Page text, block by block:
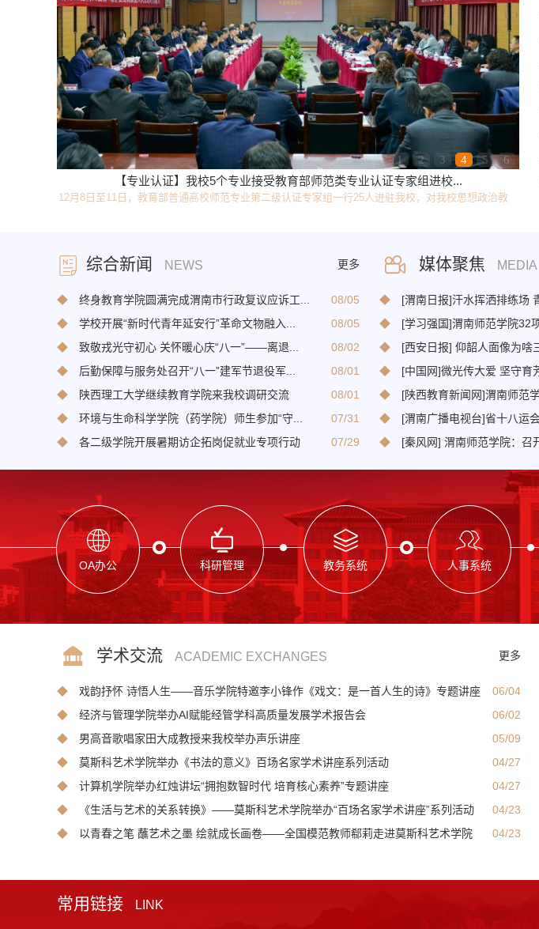
1 2 3 4 5 6
【专业认证】我校5个专业接受教育部师范类专业认证专家组进校...
12月8日至11日，教育部普通高校师范专业第二级认证专家组一行25人进驻我校，对我校思想政治教
更多
综合新闻 NEWS
◆ 终身教育学院圆满完成渭南市行政复议应诉工...
08/05
◆
学校开展“新时代青年延安行”革命文物融入...
08/05
◆
致敬戎光守初心 关怀暖心庆“八一”——离退...
08/02
◆
后勤保障与服务处召开“八一”建军节退役军...
08/01
◆
陕西理工大学继续教育学院来我校调研交流
08/01
◆
环境与生命科学学院（药学院）师生参加“守...
07/31
◆
各二级学院开展暑期访企拓岗促就业专项行动 07/29
媒体聚焦 MEDIA
◆
[渭南日报]汗水挥洒排练场
◆
[学习强国]渭南师范学院32
◆
[西安日报] 仰韶人面像为啥
◆
[中国网]微光传大爱 坚守育
◆
[陕西教育新闻网]渭南师范
◆
[渭南广播电视台]省十八运
◆
[秦风网] 渭南师范学院：召
OA办公 科研管理 教务系统 人事系统
更多
学术交流 ACADEMIC EXCHANGES
◆ 戏韵抒怀 诗悟人生——音乐学院特邀李小锋作《戏文：是一首人生的诗》专题讲座
06/04
◆
经济与管理学院举办AI赋能经管学科高质量发展学术报告会
06/02
◆
男高音歌唱家田大成教授来我校举办声乐讲座
05/09
◆
莫斯科艺术学院举办《书法的意义》百场名家学术讲座系列活动
04/27
◆
计算机学院举办红烛讲坛“拥抱数智时代 培育核心素养”专题讲座
04/27
◆
《生活与艺术的关系转换》——莫斯科艺术学院举办“百场名家学术讲座”系列活动
04/23
◆
以青春之笔 蘸艺术之墨 绘就成长画卷——全国模范教师郗莉走进莫斯科艺术学院 04/23
常用链接 LINK